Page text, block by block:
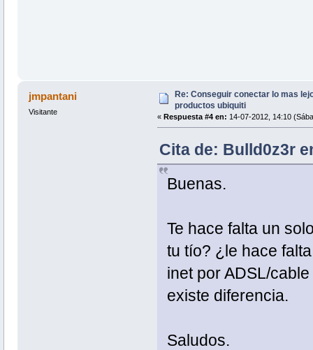
jmpantani
Visitante
Re: Conseguir conectar lo mas
productos ubiquiti
« Respuesta #4 en: 14-07-2012, 14:10
Cita de: Bulld0z3r
Buenas.
Te hace falta un
tu tío? ¿le hace
inet por ADSL/
existe diferencia.
Saludos.